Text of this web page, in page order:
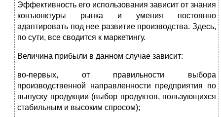
Эффективность его использования зависит от знания
конъюнктуры рынка и умения постоянно
адаптировать под нее развитие производства. Здесь,
по сути, все сводится к маркетингу.
Величина прибыли в данном случае зависит:
во-первых, от правильности выбора
производственной направленности предприятия по
выпуску продукции (выбор продуктов, пользующихся
стабильным и высоким спросом);